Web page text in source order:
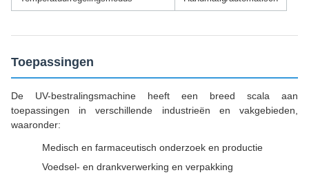
Toepassingen
De UV-bestralingsmachine heeft een breed scala aan
toepassingen in verschillende industrieën en vakgebieden,
waaronder:
Medisch en farmaceutisch onderzoek en productie
Voedsel- en drankverwerking en verpakking